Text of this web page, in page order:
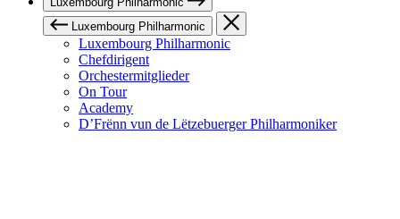
Luxembourg Philharmonic
Luxembourg Philharmonic
Chefdirigent
Orchestermitglieder
On Tour
Academy
D’Frënn vun de Lëtzebuerger Philharmoniker